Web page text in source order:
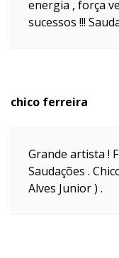
energia , força
sucessos !!!
chico ferreira
Grande artista !
Saudações .
Alves Junior ) .